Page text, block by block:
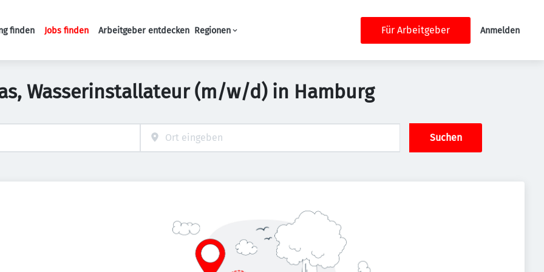
Haupt-Navigation
finden Jobs finden Arbeitgeber entdecken Regionen Für Arbeitgeber Anmelden
Wasserinstallateur (m/w/d) in Hamburg
Suchen